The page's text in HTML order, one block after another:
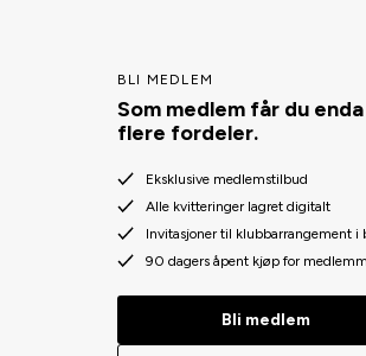
BLI MEDLEM
Som medlem får du enda
flere fordeler.
Eksklusive medlemstilbud
Alle kvitteringer lagret digitalt
Invitasjoner til klubbarrangement i
90 dagers åpent kjøp for
Bli medlem